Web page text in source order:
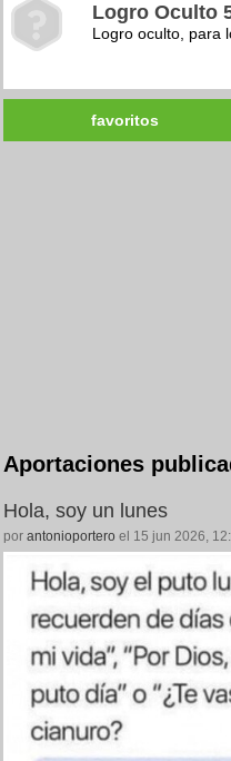
Logro Oculto
Logro oculto, para
favoritos
Aportaciones
Hola, soy un lunes
por antonioportero el 15 jun 2026,